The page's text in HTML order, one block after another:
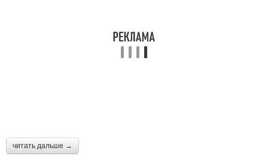
читать дальше →